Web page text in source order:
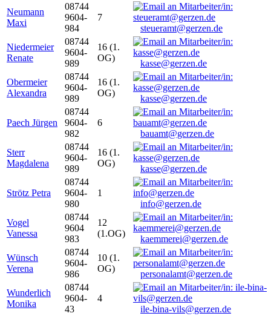
Neumann
Maxi
08744
9604-
984
7
steueramt@gerzen.de
Niedermeier
Renate
08744
9604-
989
16 (1.
OG)
kasse@gerzen.de
Obermeier
Alexandra
08744
9604-
989
16 (1.
OG)
kasse@gerzen.de
Paech Jürgen
08744
9604-
982
6
bauamt@gerzen.de
Sterr
Magdalena
08744
9604-
989
16 (1.
OG)
kasse@gerzen.de
Strötz Petra
08744
9604-
980
1
info@gerzen.de
Vogel
Vanessa
08744
9604
983
12
(1.OG)
kaemmerei@gerzen.de
Wünsch
Verena
08744
9604-
986
10 (1.
OG)
personalamt@gerzen.de
Wunderlich
Monika
08744
9604-
43
4
ile-bina-vils@gerzen.de